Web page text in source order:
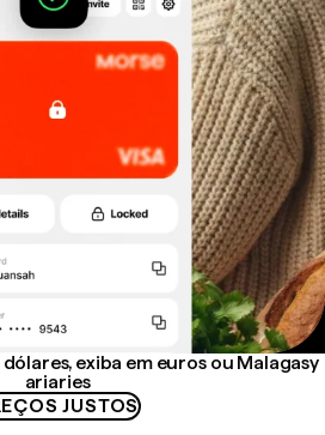
exiba em euros ou Malagasy
ariaries
JUSTOS